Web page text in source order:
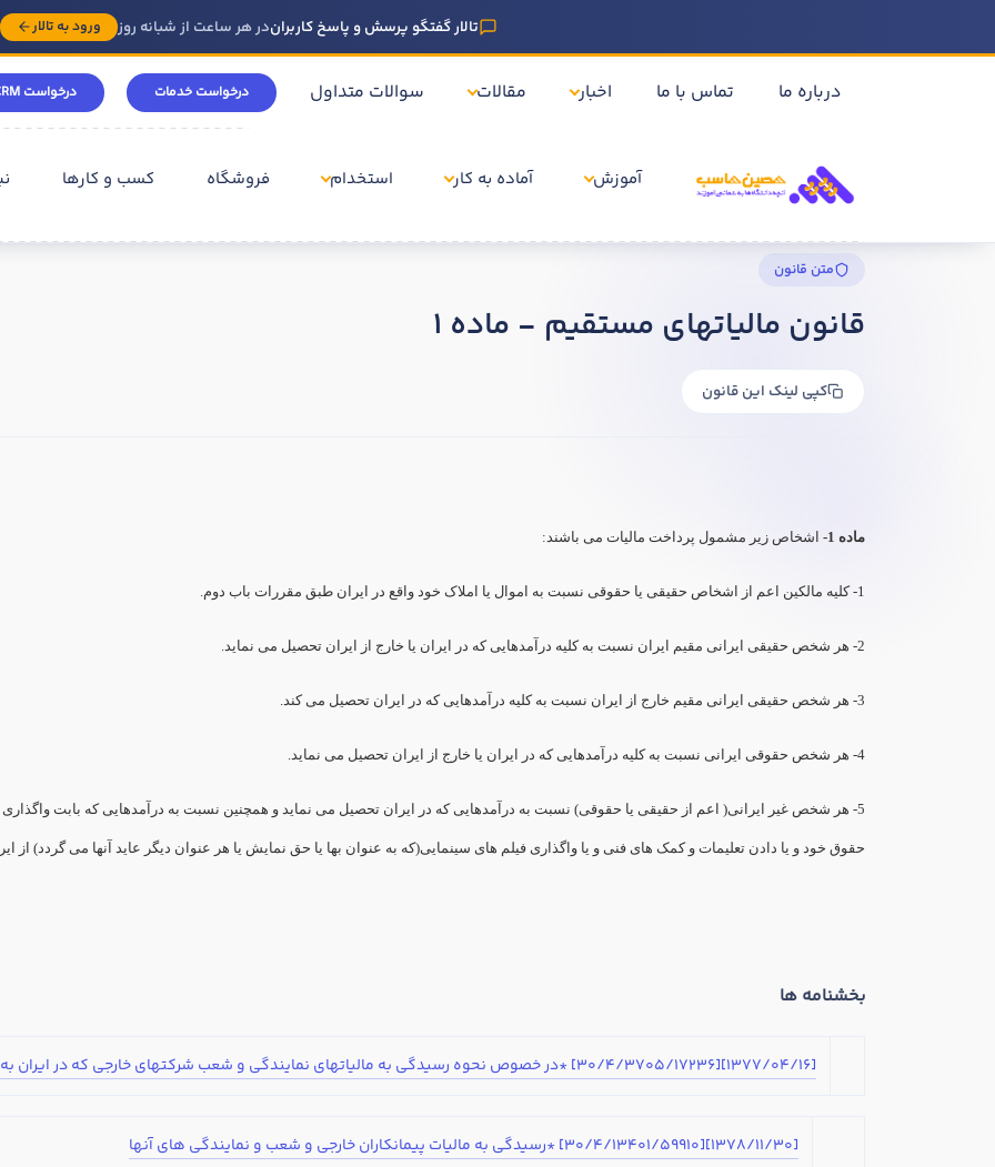
تالار گفتگو پرسش و پاسخ کاربراندر هر ساعت از شبانه روز ورود به تالار
درباره ما تماس با ما اخبار مقالات سوالات متداول درخواست خدمات درخواست CRM
آموزش آماده به کار استخدام فروشگاه کسب و کارها
متن قانون
قانون مالیاتهای مستقیم - ماده 1
کپی لینک این قانون
ماده 1- اشخاص زیر مشمول پرداخت مالیات می باشند:
1- کلیه مالکین اعم از اشخاص حقیقی یا حقوقی نسبت به اموال یا املاک خود واقع در ایران طبق مقررات باب دوم.
2- هر شخص حقیقی ایرانی مقیم ایران نسبت به کلیه درآمدهایی که در ایران یا خارج از ایران تحصیل می نماید.
3- هر شخص حقیقی ایرانی مقیم خارج از ایران نسبت به کلیه درآمدهایی که در ایران تحصیل می کند.
4- هر شخص حقوقی ایرانی نسبت به کلیه درآمدهایی که در ایران یا خارج از ایران تحصیل می نماید.
5- هر شخص غیر ایرانی( اعم از حقیقی یا حقوقی) نسبت به درآمدهایی که در ایران تحصیل می نماید و همچنین نسبت به درآمدهایی که بابت واگذاری
حقوق خود و یا دادن تعلیمات و کمک های فنی و یا واگذاری فیلم های سینمایی(که به عنوان بها یا حق نمایش یا هر عنوان دیگر عاید آنها می گردد) از
بخشنامه ها
[1377/04/16][30/4/3705/17236] *در خصوص نحوه رسیدگی به مالیاتهای نمایندگی و شعب شرکتهای خارجی که در ایران به امور بازاریابی و ... اشتغال دارند
[1378/11/30][30/4/13401/59910] *رسیدگی به مالیات پیمانکاران خارجی و شعب و نمایندگی های آنها